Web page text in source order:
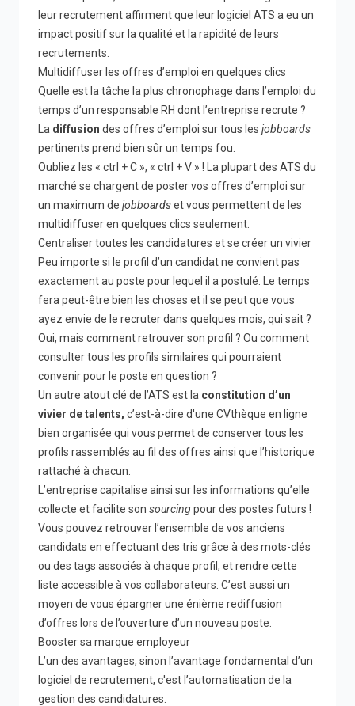
leur recrutement affirment que leur logiciel ATS a eu un
impact positif sur la qualité et la rapidité de leurs
recrutements.
Multidiffuser les offres d’emploi en quelques clics
Quelle est la tâche la plus chronophage dans l’emploi du
temps d’un responsable RH dont l’entreprise recrute ?
La diffusion des offres d’emploi sur tous les jobboards
pertinents prend bien sûr un temps fou.
Oubliez les « ctrl + C », « ctrl + V » ! La plupart des ATS du
marché se chargent de poster vos offres d’emploi sur
un maximum de jobboardset vous permettent de les
multidiffuser en quelques clics seulement.
Centraliser toutes les candidatures et se créer un vivier
Peu importe si le profil d’un candidat ne convient pas
exactement au poste pour lequel il a postulé. Le temps
fera peut-être bien les choses et il se peut que vous
ayez envie de le recruter dans quelques mois, qui sait ?
Oui, mais comment retrouver son profil ? Ou comment
consulter tous les profils similaires qui pourraient
convenir pour le poste en question ?
Un autre atout clé de l’ATS est la constitution d’un
vivier de talents, c’est-à-dire d'une CVthèque en ligne
bien organisée qui vous permet de conserver tous les
profils rassemblés au fil des offres ainsi que l’historique
rattaché à chacun.
L’entreprise capitalise ainsi sur les informations qu’elle
collecte et facilite son sourcingpour des postes futurs !
Vous pouvez retrouver l’ensemble de vos anciens
candidats en effectuant des tris grâce à des mots-clés
ou des tags associés à chaque profil, et rendre cette
liste accessible à vos collaborateurs. C’est aussi un
moyen de vous épargner une énième rediffusion
d’offres lors de l’ouverture d’un nouveau poste.
Booster sa marque employeur
L’un des avantages, sinon l’avantage fondamental d’un
logiciel de recrutement, c'est l’automatisation de la
gestion des candidatures.